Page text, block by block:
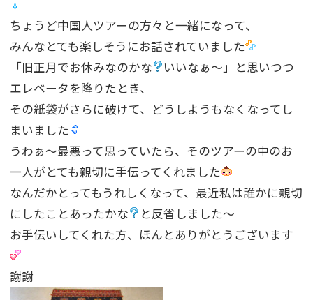
ちょうど中国人ツアーの方々と一緒になって、
みんなとても楽しそうにお話されていました
「旧正月でお休みなのかな
いいなぁ〜」と思いつつ
エレベータを降りたとき、
その紙袋がさらに破けて、どうしようもなくなってし
まいました
うわぁ〜最悪って思っていたら、そのツアーの中のお
一人がとても親切に手伝ってくれました
なんだかとってもうれしくなって、最近私は誰かに親切
にしたことあったかな
と反省しました〜
お手伝いしてくれた方、ほんとありがとうございます
謝謝